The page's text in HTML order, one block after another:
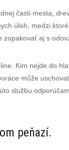
časti mesta,
úloh, medzi
aj s
Kim nejde do
může
službu
peňazí.